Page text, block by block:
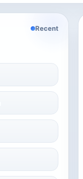
Recent